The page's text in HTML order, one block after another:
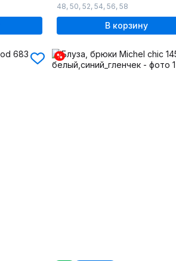
48, 50, 52, 54, 56, 58
В корзину
%